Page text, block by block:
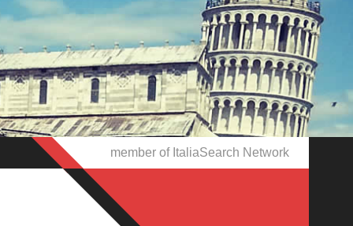
member of ItaliaSearch Network